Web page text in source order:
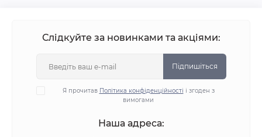
Слідкуйте за новинками та акціями:
Підпишіться
Я прочитав Політика конфіденційності і згоден з
вимогами
Наша адреса: